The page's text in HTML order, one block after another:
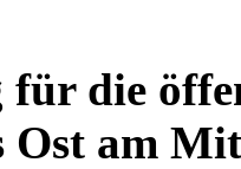
für die
Ost am